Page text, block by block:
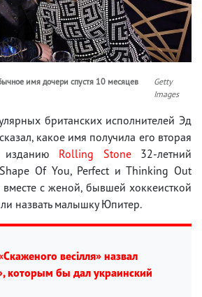
имя дочери спустя 10 месяцев
Getty
Images
британских исполнителей Эд
какое имя получила его вторая
изданию Rolling Stone32-летний
Shape Of You, Perfect и Thinking Out
вместе с женой, бывшей хоккеисткой
назвать малышку Юпитер.
весілля» назвал
которым бы дал украинский